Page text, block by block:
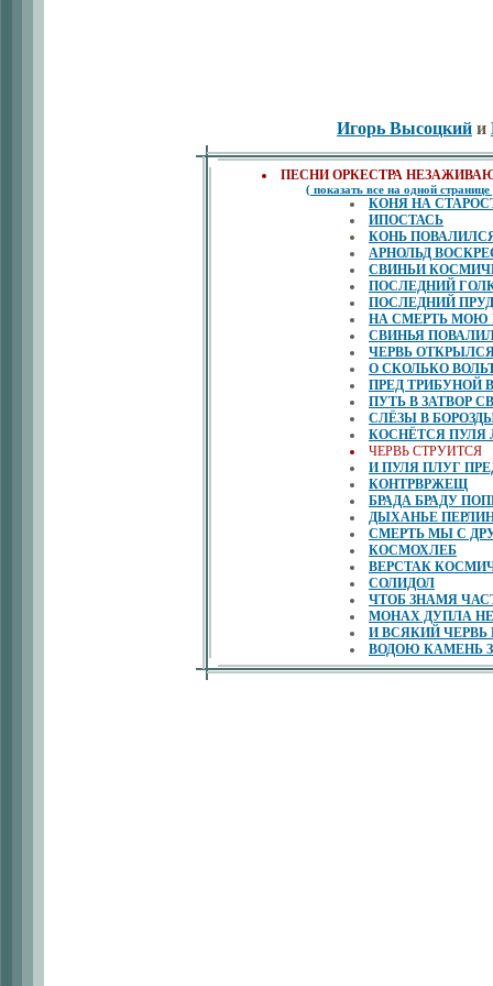
Игорь Высоцкий и
ПЕСНИ ОРКЕСТРА
( показать все на одной странице
КОНЯ НА
ИПОСТАСЬ
КОНЬ
АРНОЛЬД
СВИНЬИ
ПОСЛЕДНИЙ
ПОСЛЕДНИЙ
НА СМЕРТЬ МОЮ
СВИНЬЯ
ЧЕРВЬ
О СКОЛЬКО
ПРЕД ТРИБУНОЙ
ПУТЬ В ЗАТВОР
СЛЁЗЫ В
КОСНЁТСЯ ПУЛЯ
ЧЕРВЬ СТРУИТСЯ
И ПУЛЯ ПЛУГ
КОНТРВРЖЕЩ
БРАДА БРАДУ
ДЫХАНЬЕ
СМЕРТЬ МЫ С
КОСМОХЛЕБ
ВЕРСТАК
СОЛИДОЛ
ЧТОБ ЗНАМЯ
МОНАХ ДУПЛА
И ВСЯКИЙ ЧЕРВЬ
ВОДОЮ КАМЕНЬ